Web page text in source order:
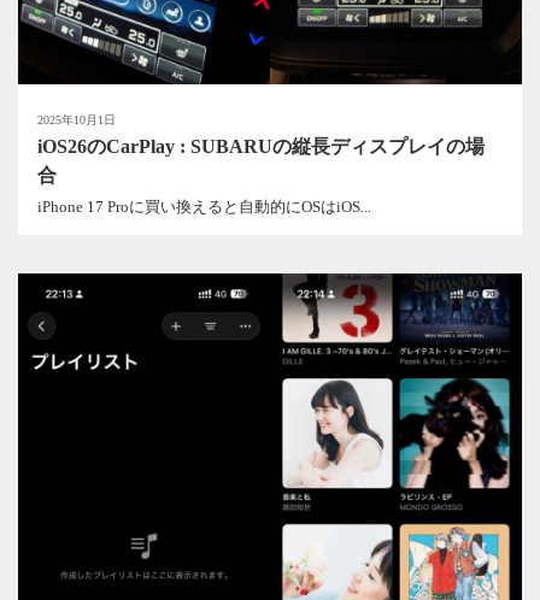
2025年10月1日
iOS26のCarPlay : SUBARUの縦長ディスプレイの場
合
iPhone 17 Proに買い換えると自動的にOSはiOS...